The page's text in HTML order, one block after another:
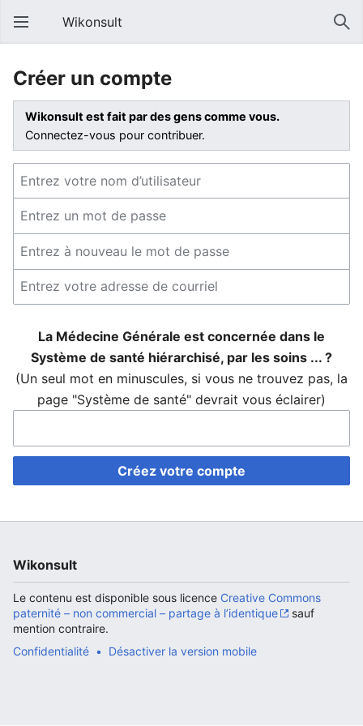
Wikonsult
Créer un compte
Wikonsult est fait par des gens comme vous.
Connectez-vous pour contribuer.
La Médecine Générale est concernée dans le
Système de santé hiérarchisé, par les soins ... ?
(Un seul mot en minuscules, si vous ne trouvez pas, la
page "Système de santé" devrait vous éclairer)
Créez votre compte
Wikonsult
Le contenu est disponible sous licence Creative Commons
paternité – non commercial – partage à l’identique
sauf
mention contraire.
Confidentialité
Désactiver la version mobile